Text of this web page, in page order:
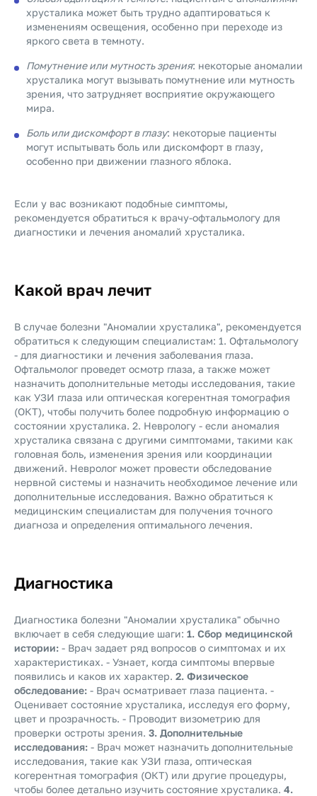
хрусталика может быть трудно адаптироваться к
изменениям освещения, особенно при переходе из
яркого света в темноту.
Помутнение или мутность зрения: некоторые аномалии
хрусталика могут вызывать помутнение или мутность
зрения, что затрудняет восприятие окружающего
мира.
Боль или дискомфорт в глазу: некоторые пациенты
могут испытывать боль или дискомфорт в глазу,
особенно при движении глазного яблока.
Если у вас возникают подобные симптомы,
рекомендуется обратиться к врачу-офтальмологу для
диагностики и лечения аномалий хрусталика.
Какой врач лечит
В случае болезни "Аномалии хрусталика", рекомендуется
обратиться к следующим специалистам: 1. Офтальмологу
- для диагностики и лечения заболевания глаза.
Офтальмолог проведет осмотр глаза, а также может
назначить дополнительные методы исследования, такие
как УЗИ глаза или оптическая когерентная томография
(ОКТ), чтобы получить более подробную информацию о
состоянии хрусталика. 2. Неврологу - если аномалия
хрусталика связана с другими симптомами, такими как
головная боль, изменения зрения или координации
движений. Невролог может провести обследование
нервной системы и назначить необходимое лечение или
дополнительные исследования. Важно обратиться к
медицинским специалистам для получения точного
диагноза и определения оптимального лечения.
Диагностика
Диагностика болезни "Аномалии хрусталика" обычно
включает в себя следующие шаги: 1. Сбор медицинской
истории: - Врач задает ряд вопросов о симптомах и их
характеристиках. - Узнает, когда симптомы впервые
появились и каков их характер. 2. Физическое
обследование: - Врач осматривает глаза пациента. -
Оценивает состояние хрусталика, исследуя его форму,
цвет и прозрачность. - Проводит визометрию для
проверки остроты зрения. 3. Дополнительные
исследования: - Врач может назначить дополнительные
исследования, такие как УЗИ глаза, оптическая
когерентная томография (ОКТ) или другие процедуры,
чтобы более детально изучить состояние хрусталика. 4.